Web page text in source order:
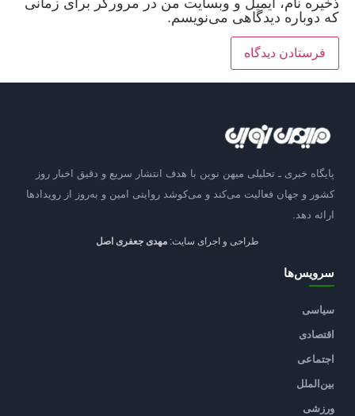
ذخیره نام، ایمیل و وبسایت من در مرورگر برای زمانی
که دوباره دیدگاهی می‌نویسم.
پایگاه خبری ـ تحلیلی میهن نوین با هدف انتشار سریع و دقیق اخبار روز
کشور و جهان فعالیت می‌کند و می‌کوشد روایتی امین و به‌روز از رویدادها
ارائه دهد.
طراحی و اجرای سایت: مهدی جعفری اصل
سرویس‌ها
سیاسی
اقتصادی
اجتماعی
بین‌الملل
ورزشی